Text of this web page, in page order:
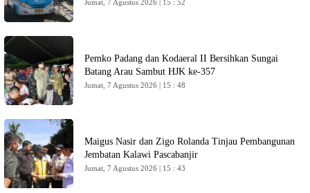
Jumat, 7 Agustus 2026 | 15 : 52
Pemko Padang dan Kodaeral II Bersihkan Sungai
Batang Arau Sambut HJK ke-357
Jumat, 7 Agustus 2026 | 15 : 48
Maigus Nasir dan Zigo Rolanda Tinjau Pembangunan
Jembatan Kalawi Pascabanjir
Jumat, 7 Agustus 2026 | 15 : 43